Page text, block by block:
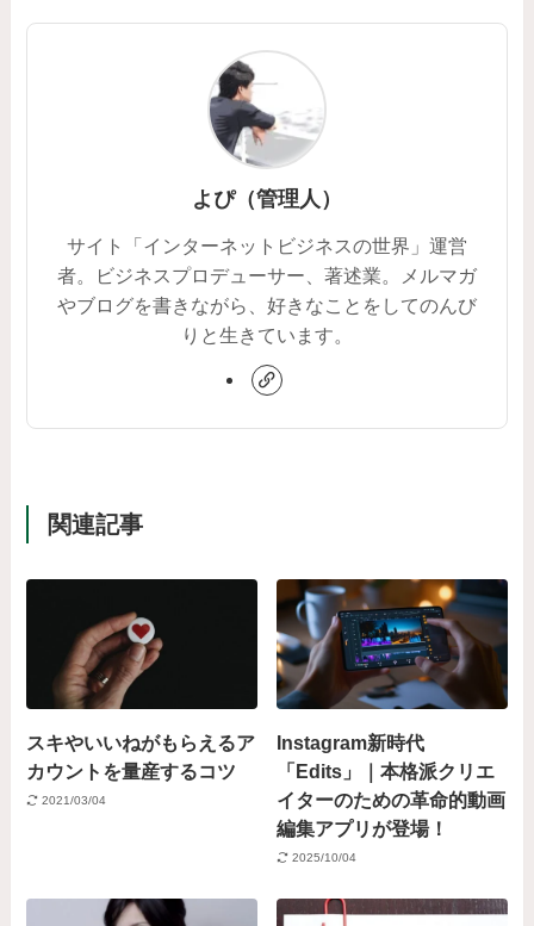
よぴ（管理人）
サイト「インターネットビジネスの世界」運営
者。ビジネスプロデューサー、著述業。メルマガ
やブログを書きながら、好きなことをしてのんび
りと生きています。
関連記事
スキやいいねがもらえるア
カウントを量産するコツ
2021/03/04
Instagram新時代
「Edits」｜本格派クリエ
イターのための革命的動画
編集アプリが登場！
2025/10/04